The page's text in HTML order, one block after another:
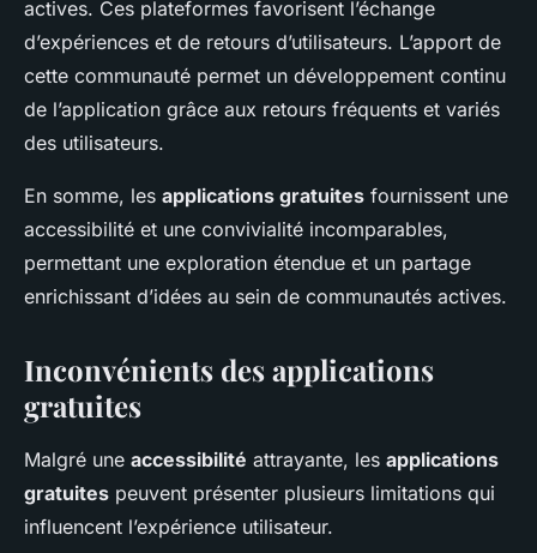
actives. Ces plateformes favorisent l’échange
d’expériences et de retours d’utilisateurs. L’apport de
cette communauté permet un développement continu
de l’application grâce aux retours fréquents et variés
des utilisateurs.
En somme, les applications gratuites fournissent une
accessibilité et une convivialité incomparables,
permettant une exploration étendue et un partage
enrichissant d’idées au sein de communautés actives.
Inconvénients des applications
gratuites
Malgré une accessibilité attrayante, les applications
gratuites peuvent présenter plusieurs limitations qui
influencent l’expérience utilisateur.